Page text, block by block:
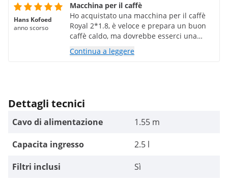
Hans Kofoed
anno scorso
Macchina per il caffè
Ho acquistato una macchina per il caffè
Royal 2*1.8, è veloce e prepara un buon
caffè caldo, ma dovrebbe esserci una
fermata in modo da poter prendere la
caraffa prima che finisca di gocciolare.
Continua a leggere
Dettagli tecnici
Cavo di alimentazione
1.55 m
Capacita ingresso
2.5 l
Filtri inclusi
Sì